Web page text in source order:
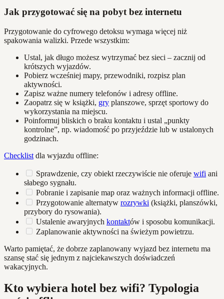
Jak przygotować się na pobyt bez internetu
Przygotowanie do cyfrowego detoksu wymaga więcej niż
spakowania walizki. Przede wszystkim:
Ustal, jak długo możesz wytrzymać bez sieci – zacznij od
krótszych wyjazdów.
Pobierz wcześniej mapy, przewodniki, rozpisz plan
aktywności.
Zapisz ważne numery telefonów i adresy offline.
Zaopatrz się w książki, gry planszowe, sprzęt sportowy do
wykorzystania na miejscu.
Poinformuj bliskich o braku kontaktu i ustal „punkty
kontrolne”, np. wiadomość po przyjeździe lub w ustalonych
godzinach.
Checklist dla wyjazdu offline:
Sprawdzenie, czy obiekt rzeczywiście nie oferuje wifi ani
słabego sygnału.
Pobranie i zapisanie map oraz ważnych informacji offline.
Przygotowanie alternatyw rozrywki (książki, planszówki,
przybory do rysowania).
Ustalenie awaryjnych kontaktów i sposobu komunikacji.
Zaplanowanie aktywności na świeżym powietrzu.
Warto pamiętać, że dobrze zaplanowany wyjazd bez internetu ma
szansę stać się jednym z najciekawszych doświadczeń
wakacyjnych.
Kto wybiera hotel bez wifi? Typologia